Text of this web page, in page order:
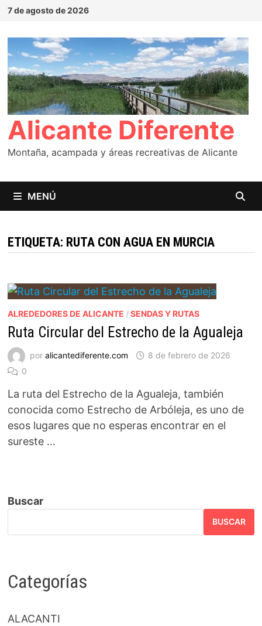
Saltar
contenido
7 de agosto de 2026
Alicante Diferente
Montaña, acampada y áreas recreativas de Alicante
MENÚ
ETIQUETA: RUTA CON AGUA EN MURCIA
ALREDEDORES DE ALICANTE /SENDAS Y RUTAS
Ruta Circular del Estrecho de la Agualeja
por alicantediferente.com
8 de febrero de 2026
0
La ruta del Estrecho de la Agualeja, también
conocida como Estrecho de Arbóleja, es uno de
esos lugares que no esperas encontrar en el
sureste …
Buscar
BUSCAR
Categorías
ALACANTI